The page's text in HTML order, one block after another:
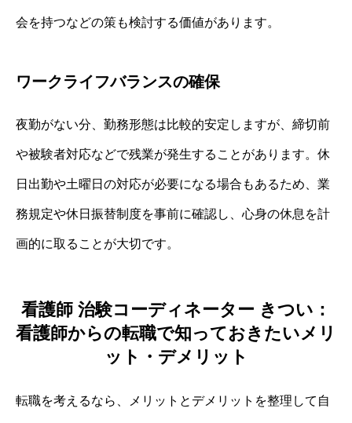
会を持つなどの策も検討する価値があります。
ワークライフバランスの確保
夜勤がない分、勤務形態は比較的安定しますが、締切前
や被験者対応などで残業が発生することがあります。休
日出勤や土曜日の対応が必要になる場合もあるため、業
務規定や休日振替制度を事前に確認し、心身の休息を計
画的に取ることが大切です。
看護師 治験コーディネーター きつい：
看護師からの転職で知っておきたいメリ
ット・デメリット
転職を考えるなら、メリットとデメリットを整理して自